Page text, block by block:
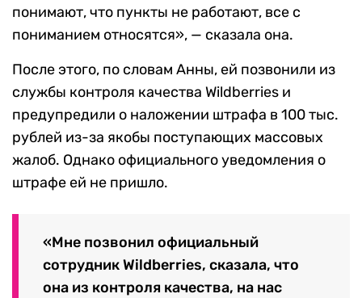
понимают, что пункты не работают, все с
пониманием относятся», — сказала она.
После этого, по словам Анны, ей позвонили из
службы контроля качества Wildberries и
предупредили о наложении штрафа в 100 тыс.
рублей из-за якобы поступающих массовых
жалоб. Однако официального уведомления о
штрафе ей не пришло.
«Мне позвонил официальный
сотрудник Wildberries, сказала, что
она из контроля качества, на нас